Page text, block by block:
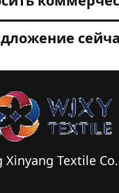
Xinyang Textile